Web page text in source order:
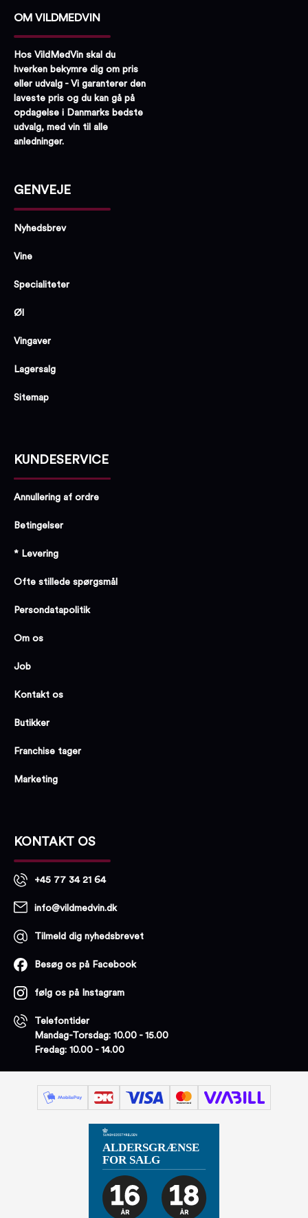
OM VILDMEDVIN
Hos VildMedVin skal du
hverken bekymre dig om pris
eller udvalg - Vi garanterer den
laveste pris og du kan gå på
opdagelse i Danmarks bedste
udvalg, med vin til alle
anledninger.
GENVEJE
Nyhedsbrev
Vine
Specialiteter
Øl
Vingaver
Lagersalg
Sitemap
KUNDESERVICE
Annullering af ordre
Betingelser
* Levering
Ofte stillede spørgsmål
Persondatapolitik
Om os
Job
Kontakt os
Butikker
Franchise tager
Marketing
KONTAKT OS
+45 77 34 21 64
info@vildmedvin.dk
Tilmeld dig nyhedsbrevet
Besøg os på Facebook
følg os på Instagram
Telefontider
Mandag-Torsdag: 10.00 - 15.00
Fredag: 10.00 - 14.00